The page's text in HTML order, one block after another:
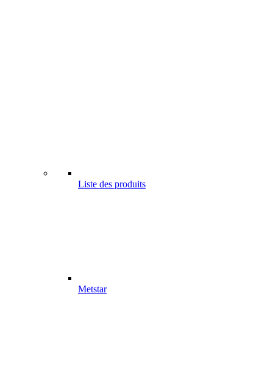
Liste des produits
Metstar